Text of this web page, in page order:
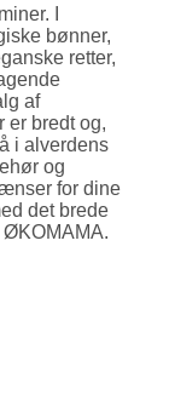
I
bønner,
retter,
af
er bredt og,
i alverdens
og
for dine
det brede
ØKOMAMA.